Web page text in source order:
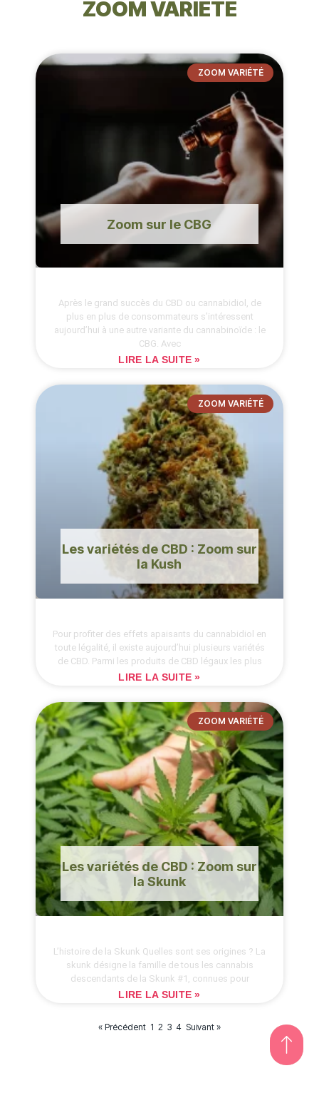
ZOOM VARIÉTÉ
ZOOM VARIÉTÉ
Zoom sur le CBG
Après le grand succès du CBD ou cannabidiol, de
plus en plus de consommateurs s’intéressent
aujourd’hui à une autre variante du cannabinoïde : le
CBG. Avec
LIRE LA SUITE »
ZOOM VARIÉTÉ
Les variétés de CBD : Zoom sur
la Kush
Pour profiter des effets apaisants du cannabidiol en
toute légalité, il existe aujourd’hui plusieurs variétés
de CBD. Parmi les produits de CBD légaux les plus
LIRE LA SUITE »
ZOOM VARIÉTÉ
Les variétés de CBD : Zoom sur
la Skunk
L’histoire de la Skunk Quelles sont ses origines ? La
skunk désigne la famille de tous les cannabis
descendants de la Skunk #1, connues pour
LIRE LA SUITE »
« Précédent 1 2 3 4 Suivant »